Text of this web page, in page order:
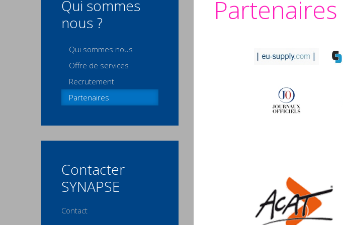
Partenaires
Qui sommes
nous ?
Qui sommes nous
Offre de services
Recrutement
Partenaires
Contacter
SYNAPSE
Contact